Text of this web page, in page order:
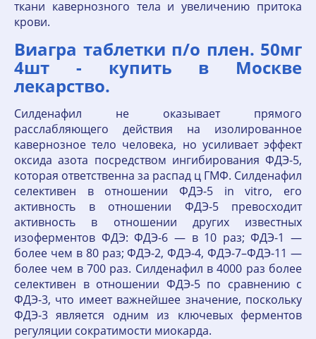
ткани кавернозного тела и увеличению притока
крови.
Виагра таблетки п/о плен. 50мг
4шт - купить в Москве
лекарство.
Силденафил не оказывает прямого
расслабляющего действия на изолированное
кавернозное тело человека, но усиливает эффект
оксида азота посредством ингибирования ФДЭ-5,
которая ответственна за распад ц ГМФ. Силденафил
селективен в отношении ФДЭ-5 in vitro, его
активность в отношении ФДЭ-5 превосходит
активность в отношении других известных
изоферментов ФДЭ: ФДЭ-6 — в 10 раз; ФДЭ-1 —
более чем в 80 раз; ФДЭ-2, ФДЭ-4, ФДЭ-7–ФДЭ-11 —
более чем в 700 раз. Силденафил в 4000 раз более
селективен в отношении ФДЭ-5 по сравнению с
ФДЭ-3, что имеет важнейшее значение, поскольку
ФДЭ-3 является одним из ключевых ферментов
регуляции сократимости миокарда.